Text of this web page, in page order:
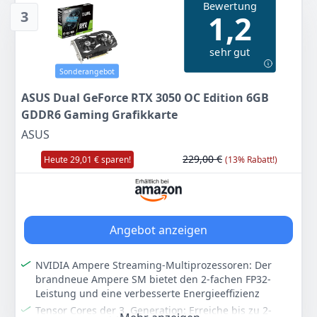
3
Sonderangebot
Bewertung
1,2
sehr gut
ASUS Dual GeForce RTX 3050 OC Edition 6GB
GDDR6 Gaming Grafikkarte
ASUS
Heute 29,01 € sparen! 229,00 € (13% Rabatt!)
Angebot anzeigen
NVIDIA Ampere Streaming-Multiprozessoren: Der
brandneue Ampere SM bietet den 2-fachen FP32-
Leistung und eine verbesserte Energieeffizienz
Tensor Cores der 3. Generation: Erreiche bis zu 2-